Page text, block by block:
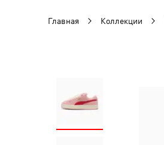
Главная Коллекции